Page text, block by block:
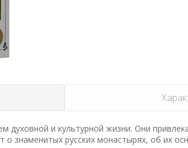
духовной и культурной жизни. Они
о знаменитых русских монастырях, об их